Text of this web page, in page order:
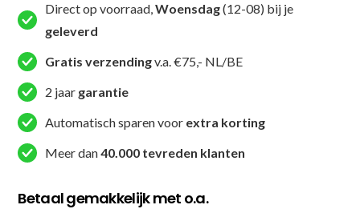
(BGVL
WHITE
GREY)
aantal
Direct op voorraad,Woensdag(12-08) bij je
geleverd
Gratis verzendingv.a. €75,- NL/BE
2 jaar garantie
Automatisch sparen voor extra korting
Meer dan40.000 tevreden klanten
Betaal gemakkelijk met o.a.